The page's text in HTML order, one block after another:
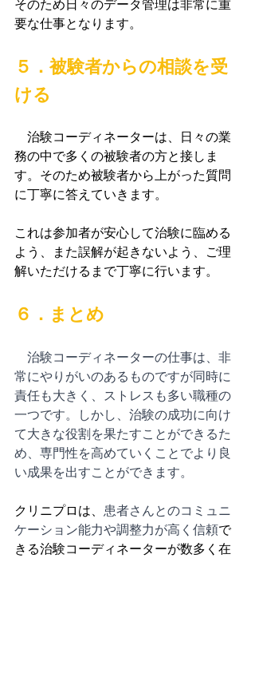
そのため日々のデータ管理は非常に重
要な仕事となります。
５．被験者からの相談を受
ける
治験コーディネーターは、日々の業
務の中で多くの被験者の方と接しま
す。そのため被験者から上がった質問
に丁寧に答えていきます。
これは参加者が安心して治験に臨める
よう、また誤解が起きないよう、ご理
解いただけるまで丁寧に行います。
６．まとめ
治験コーディネーターの仕事は、非
常にやりがいのあるものですが同時に
責任も大きく、ストレスも多い職種の
一つです。しかし、治験の成功に向け
て大きな役割を果たすことができるた
め、専門性を高めていくことでより良
い成果を出すことができます。
クリニプロは、 患者さんとのコミュニ
ケーション能力や調整力が高く信頼で
きる治験コーディネーターが数多く在